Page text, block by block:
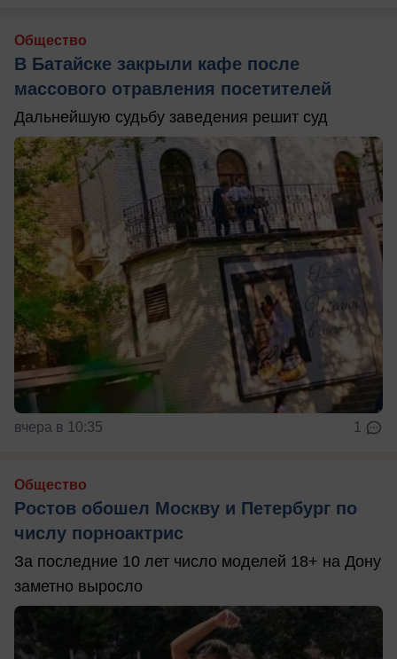
Общество
В Батайске закрыли кафе после
массового отравления посетителей
Дальнейшую судьбу заведения решит суд
вчера в 10:35 1
Общество
Ростов обошел Москву и Петербург по
числу порноактрис
За последние 10 лет число моделей 18+ на Дону
заметно выросло